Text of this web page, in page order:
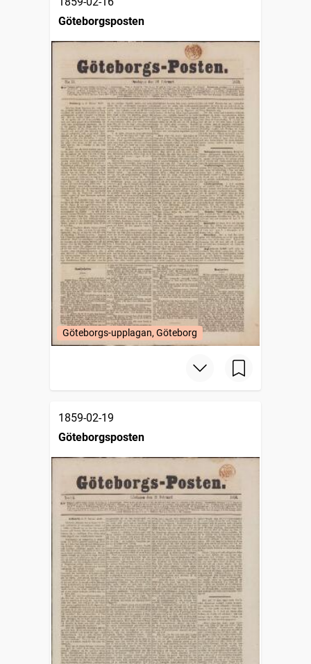
Göteborgsposten
Göteborgs-upplagan, Göteborg
1859-02-19
Göteborgsposten